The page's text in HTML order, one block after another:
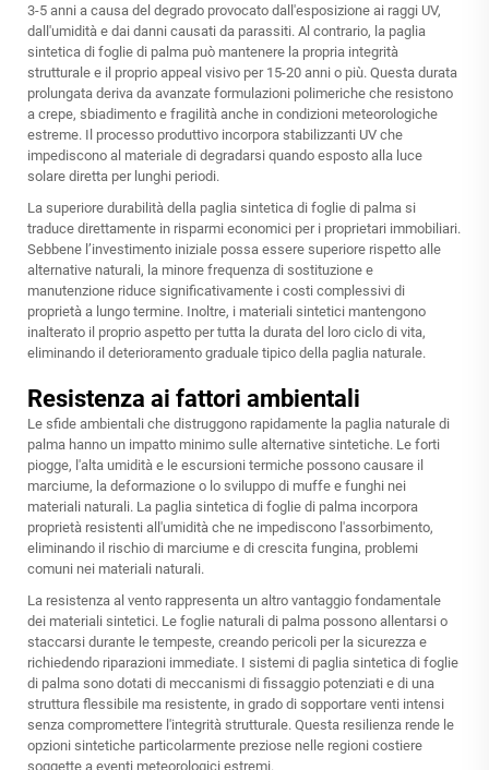
3-5 anni a causa del degrado provocato dall'esposizione ai raggi UV,
dall'umidità e dai danni causati da parassiti. Al contrario, la paglia
sintetica di foglie di palma può mantenere la propria integrità
strutturale e il proprio appeal visivo per 15-20 anni o più. Questa durata
prolungata deriva da avanzate formulazioni polimeriche che resistono
a crepe, sbiadimento e fragilità anche in condizioni meteorologiche
estreme. Il processo produttivo incorpora stabilizzanti UV che
impediscono al materiale di degradarsi quando esposto alla luce
solare diretta per lunghi periodi.
La superiore durabilità della paglia sintetica di foglie di palma si
traduce direttamente in risparmi economici per i proprietari immobiliari.
Sebbene l’investimento iniziale possa essere superiore rispetto alle
alternative naturali, la minore frequenza di sostituzione e
manutenzione riduce significativamente i costi complessivi di
proprietà a lungo termine. Inoltre, i materiali sintetici mantengono
inalterato il proprio aspetto per tutta la durata del loro ciclo di vita,
eliminando il deterioramento graduale tipico della paglia naturale.
Resistenza ai fattori ambientali
Le sfide ambientali che distruggono rapidamente la paglia naturale di
palma hanno un impatto minimo sulle alternative sintetiche. Le forti
piogge, l'alta umidità e le escursioni termiche possono causare il
marciume, la deformazione o lo sviluppo di muffe e funghi nei
materiali naturali. La paglia sintetica di foglie di palma incorpora
proprietà resistenti all'umidità che ne impediscono l'assorbimento,
eliminando il rischio di marciume e di crescita fungina, problemi
comuni nei materiali naturali.
La resistenza al vento rappresenta un altro vantaggio fondamentale
dei materiali sintetici. Le foglie naturali di palma possono allentarsi o
staccarsi durante le tempeste, creando pericoli per la sicurezza e
richiedendo riparazioni immediate. I sistemi di paglia sintetica di foglie
di palma sono dotati di meccanismi di fissaggio potenziati e di una
struttura flessibile ma resistente, in grado di sopportare venti intensi
senza compromettere l'integrità strutturale. Questa resilienza rende le
opzioni sintetiche particolarmente preziose nelle regioni costiere
soggette a eventi meteorologici estremi.